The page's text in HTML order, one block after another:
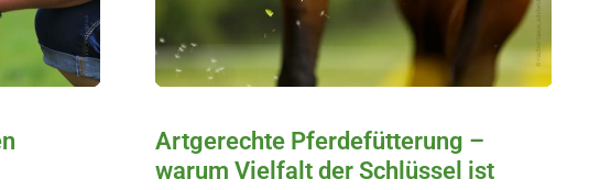
Artgerechte Pferdefütterung –
warum Vielfalt der Schlüssel ist